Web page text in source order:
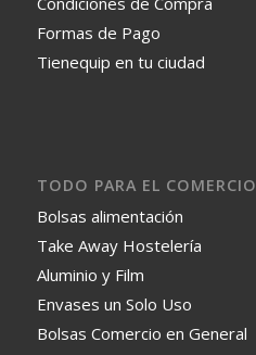
Formas de Pago
Tienequip en tu ciudad
TODO PARA EL COMERCIO
Bolsas alimentación
Take Away Hostelería
Aluminio y Film
Envases un Solo Uso
Bolsas Comercio en General